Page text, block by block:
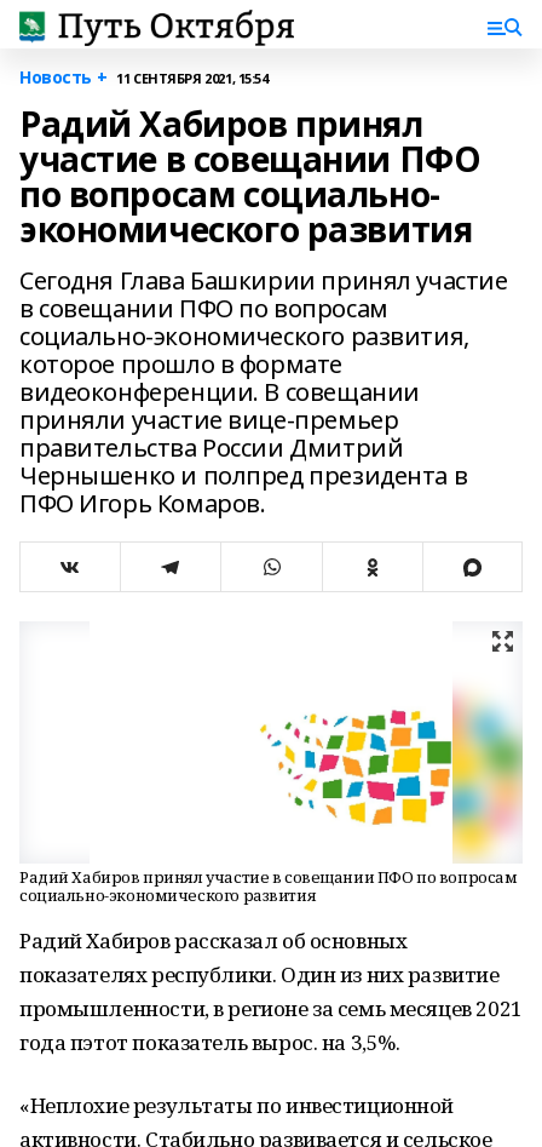
Новость + 11 СЕНТЯБРЯ 2021, 15:54
Радий Хабиров принял
участие в совещании ПФО
по вопросам социально-
экономического развития
Сегодня Глава Башкирии принял участие
в совещании ПФО по вопросам
социально-экономического развития,
которое прошло в формате
видеоконференции. В совещании
приняли участие вице-премьер
правительства России Дмитрий
Чернышенко и полпред президента в
ПФО Игорь Комаров.
Радий Хабиров принял участие в совещании ПФО по вопросам
социально-экономического развития
Радий Хабиров рассказал об основных
показателях республики. Один из них развитие
промышленности, в регионе за семь месяцев 2021
года пэтот показатель вырос. на 3,5%.
«Неплохие результаты по инвестиционной
активности. Стабильно развивается и сельское